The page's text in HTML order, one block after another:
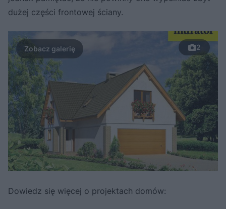
dużej części frontowej ściany.
2
Dowiedz się więcej o projektach domów: